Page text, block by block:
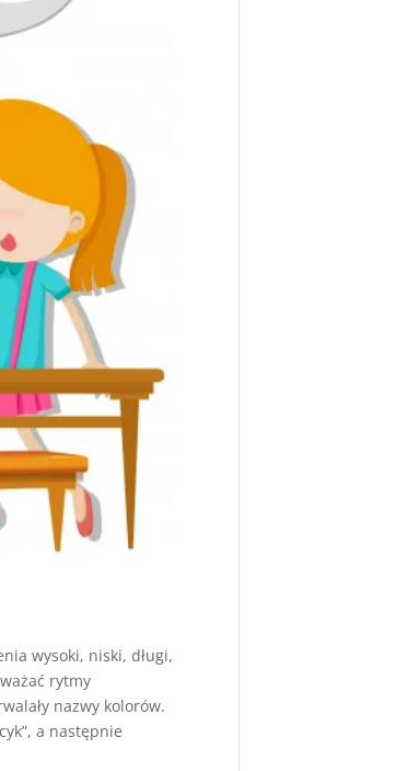
wysoki, niski, długi,
rytmy
nazwy kolorów.
a następnie